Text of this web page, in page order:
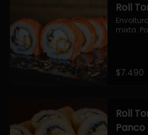
Roll
mixta.
$7.490
Roll
Panco